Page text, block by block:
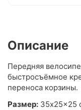
Описание
Передняя
быстросъёмное
переноса корзины.
Размер: 35x25x25